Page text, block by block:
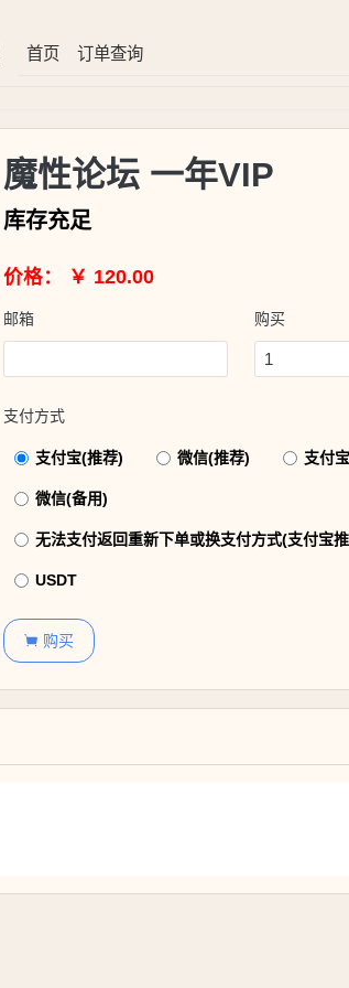
首页 订单查询
魔性论坛 一年VIP
库存充足
价格： ￥ 120.00
邮箱 购买
支付方式
支付宝(推荐) 微信(推荐) 支付
微信(备用)
无法支付返回重新下单或换支付方式(支付宝
USDT
 购买